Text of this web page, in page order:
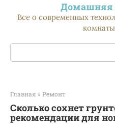
Домашняя
Все о современных
комнаты
Поиск:
Главная » Ремонт
Сколько сохнет
рекомендации для